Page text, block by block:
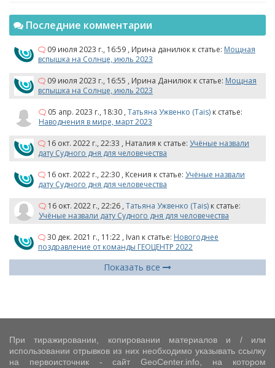
Последние комментарии
09 июля 2023 г., 16:59 , Ирина данилюк к статье: Мощная
вспышка на Солнце, июль 2023
09 июля 2023 г., 16:55 , Ирина Данилюк к статье: Мощная
вспышка на Солнце, июль 2023
05 апр. 2023 г., 18:30 , Татьяна Ужвенко (Tais) к статье:
Наводнения в мире, март 2023
16 окт. 2022 г., 22:33 , Наталия к статье: Учёные назвали
дату Судного дня для человечества
16 окт. 2022 г., 22:30 , Ксения к статье: Учёные назвали
дату Судного дня для человечества
16 окт. 2022 г., 22:26 , Татьяна Ужвенко (Tais) к статье:
Учёные назвали дату Судного дня для человечества
30 дек. 2021 г., 11:22 , Ivan к статье: Новогоднее
поздравление от команды ГЕОЦЕНТР 2022
Показать все
При тиражировании, копировании материалов и / или
использовании отрывков из них необходимо указывать ссылку
на первоисточник - сайт GeoCenter.info, на котором